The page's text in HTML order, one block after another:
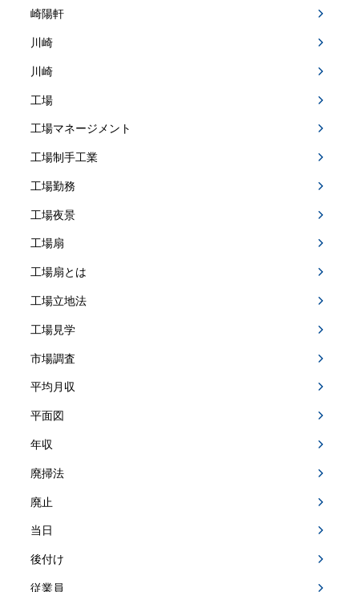
崎陽軒
川崎
川崎
工場
工場マネージメント
工場制手工業
工場勤務
工場夜景
工場扇
工場扇とは
工場立地法
工場見学
市場調査
平均月収
平面図
年収
廃掃法
廃止
当日
後付け
従業員